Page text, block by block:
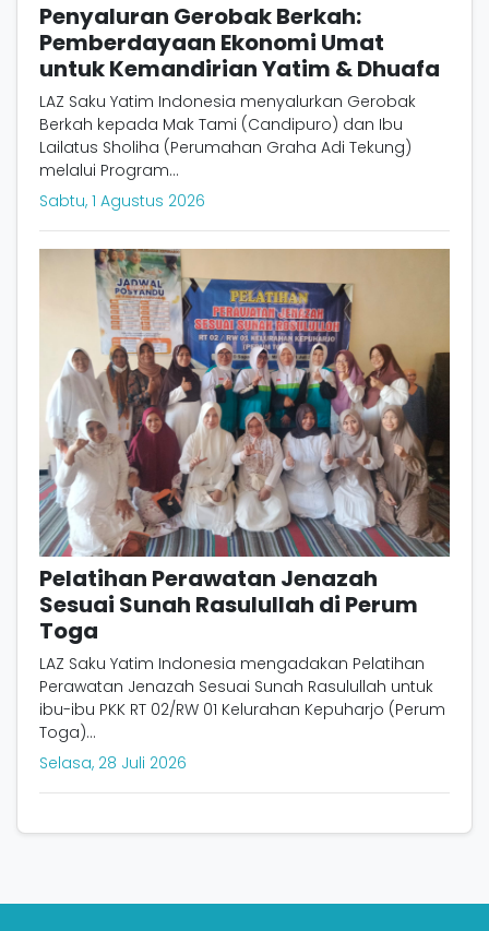
Penyaluran Gerobak Berkah:
Pemberdayaan Ekonomi Umat
untuk Kemandirian Yatim & Dhuafa
LAZ Saku Yatim Indonesia menyalurkan Gerobak
Berkah kepada Mak Tami (Candipuro) dan Ibu
Lailatus Sholiha (Perumahan Graha Adi Tekung)
melalui Program...
Sabtu, 1 Agustus 2026
Pelatihan Perawatan Jenazah
Sesuai Sunah Rasulullah di Perum
Toga
LAZ Saku Yatim Indonesia mengadakan Pelatihan
Perawatan Jenazah Sesuai Sunah Rasulullah untuk
ibu-ibu PKK RT 02/RW 01 Kelurahan Kepuharjo (Perum
Toga)...
Selasa, 28 Juli 2026